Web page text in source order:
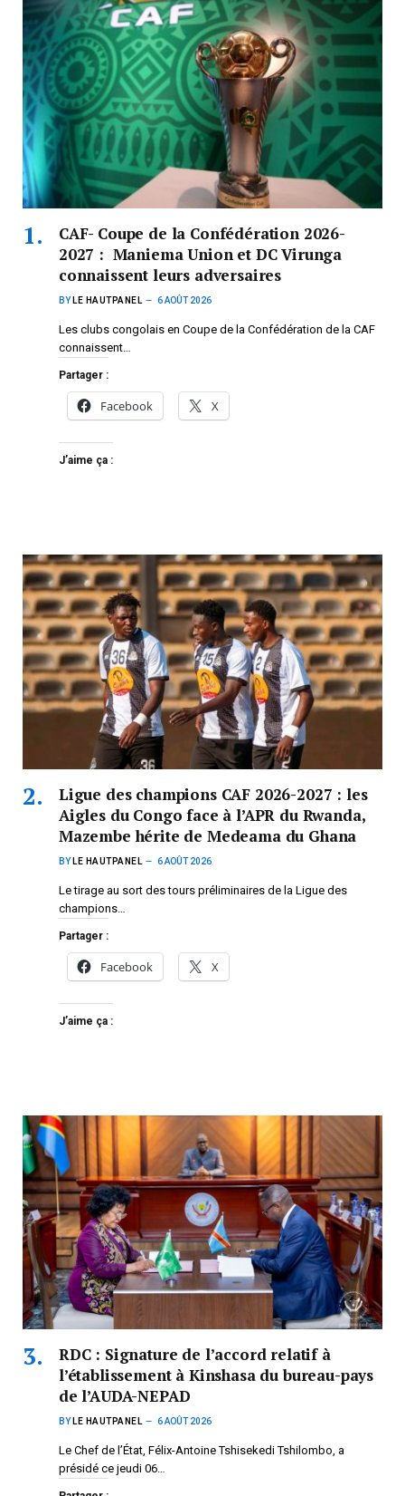
CAF- Coupe de la Confédération 2026-
2027 : Maniema Union et DC Virunga
connaissent leurs adversaires
BY LE HAUTPANEL 6 AOÛT 2026
Les clubs congolais en Coupe de la Confédération de la CAF
connaissent…
Partager :
Facebook X
J’aime ça :
Ligue des champions CAF 2026-2027 : les
Aigles du Congo face à l’APR du Rwanda,
Mazembe hérite de Medeama du Ghana
BY LE HAUTPANEL 6 AOÛT 2026
Le tirage au sort des tours préliminaires de la Ligue des
champions…
Partager :
Facebook X
J’aime ça :
RDC : Signature de l’accord relatif à
l’établissement à Kinshasa du bureau-pays
de l’AUDA-NEPAD
BY LE HAUTPANEL 6 AOÛT 2026
Le Chef de l’État, Félix-Antoine Tshisekedi Tshilombo, a
présidé ce jeudi 06…